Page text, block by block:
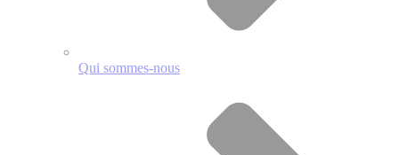
Qui sommes-nous